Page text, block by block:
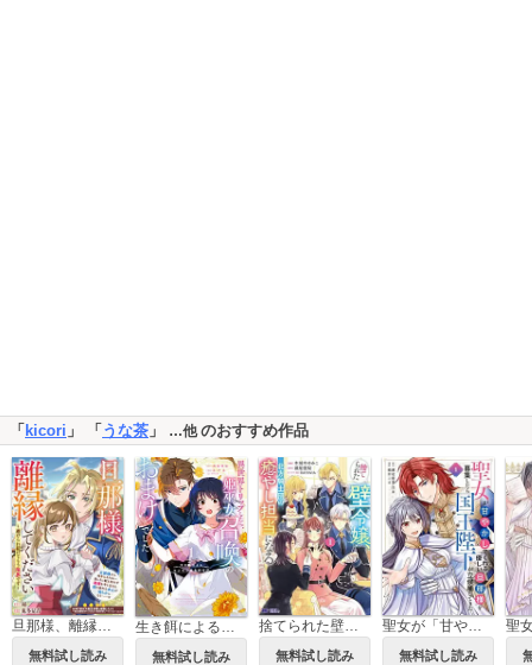
「kicori 」 「うな茶 」 …他のおすすめ作品
旦那様、離縁してください～避けられ続けてもう限界です～
無料試し読み 無料試し読み
捨てられた壁令嬢、北方騎士団の癒やし担当になる(コミック)
無料試し読み
聖女が「甘やかしてくれる優しい旦那様」を募集したら国王陛下が立候補してきた（コミック）
無料試し読み